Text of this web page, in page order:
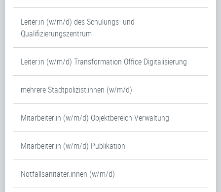
Leiter:in (w/m/d) des Schulungs- und
Qualifizierungszentrum
Leiter:in (w/m/d) Transformation Office Digitalisierung
mehrere Stadtpolizist:innen (w/m/d)
Mitarbeiter:in (w/m/d) Objektbereich Verwaltung
Mitarbeiter:in (w/m/d) Publikation
Notfallsanitäter:innen (w/m/d)